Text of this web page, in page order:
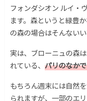
フォンダシオン ルイ・
ます。森というと緑豊
の森の場合はそんない
実は、ブローニュの森
れている、 パリのなか
もちろん週末には自然
られますが、一部のエ